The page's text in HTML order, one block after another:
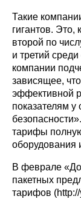
Такие
гигантов. Это,
второй по
и третий
компании
зависящее,
эффективной
показателям у
тарифы
оборудования
В феврале
пакетных
тарифов (